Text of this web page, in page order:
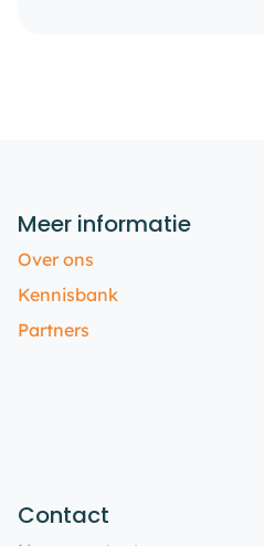
Meer informatie
Over ons
Kennisbank
Partners
Contact